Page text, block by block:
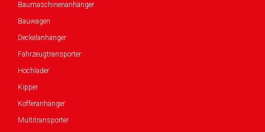
Baumaschinenanhänger
Bauwagen
Deckelanhänger
Fahrzeugtransporter
Hochlader
Kipper
Kofferanhänger
Multitransporter